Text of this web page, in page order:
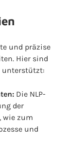
und präzise
Hier sind
unterstützt:
Die NLP-
der
wie zum
und